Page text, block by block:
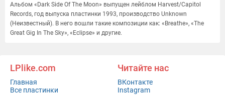
Альбом «Dark Side Of The Moon» выпущен лейблом Harvest/Capitol
Records, год выпуска пластинки 1993, производство Unknown
(Неизвестный). В него вошли такие композиции как: «Breathe», «The
Great Gig In The Sky», «Eclipse» и другие.
LPlike.com
Главная
Все пластинки
Читайте нас
ВКонтакте
Instagram